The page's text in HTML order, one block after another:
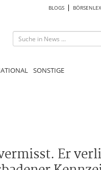
BLOGS
SONSTIGE
Er